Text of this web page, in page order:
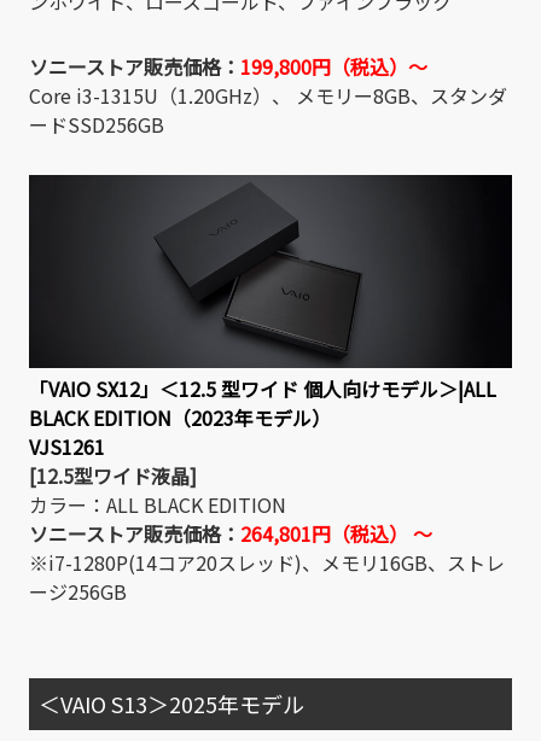
ソニーストア販売価格： 199,800円（税込）～
Core i3-1315U（1.20GHz）、 メモリー8GB、スタンダ
ードSSD256GB
「VAIO SX12」＜12.5 型ワイド 個人向けモデル＞|ALL
BLACK EDITION （2023年モデル）
VJS1261
[12.5型ワイド液晶]
カラー：ALL BLACK EDITION
ソニーストア販売価格： 264,801円（税込） 〜
※i7-1280P(14コア20スレッド)、メモリ16GB、ストレ
ージ256GB
＜VAIO S13＞2025年モデル